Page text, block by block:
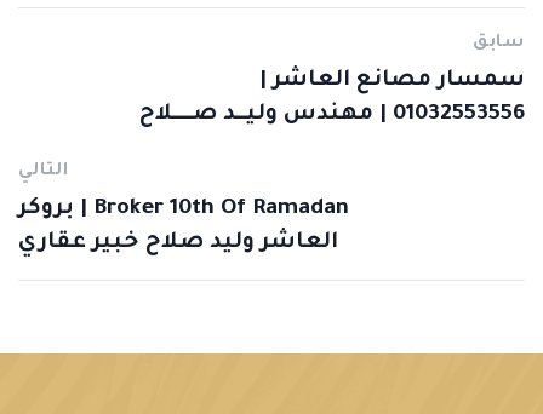
سابق
سمسار مصانع العاشر |
01032553556 | مهندس وليــد صــــلاح
التالي
Broker 10th Of Ramadan | بروكر
العاشر وليد صلاح خبير عقاري